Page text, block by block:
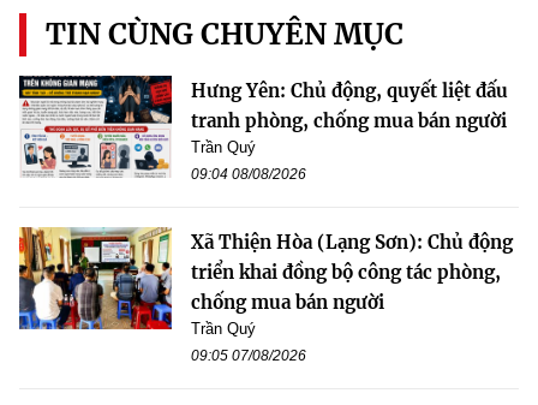
TIN CÙNG CHUYÊN MỤC
Hưng Yên: Chủ động, quyết liệt đấu
tranh phòng, chống mua bán người
Trần Quý
09:04 08/08/2026
Xã Thiện Hòa (Lạng Sơn): Chủ động
triển khai đồng bộ công tác phòng,
chống mua bán người
Trần Quý
09:05 07/08/2026